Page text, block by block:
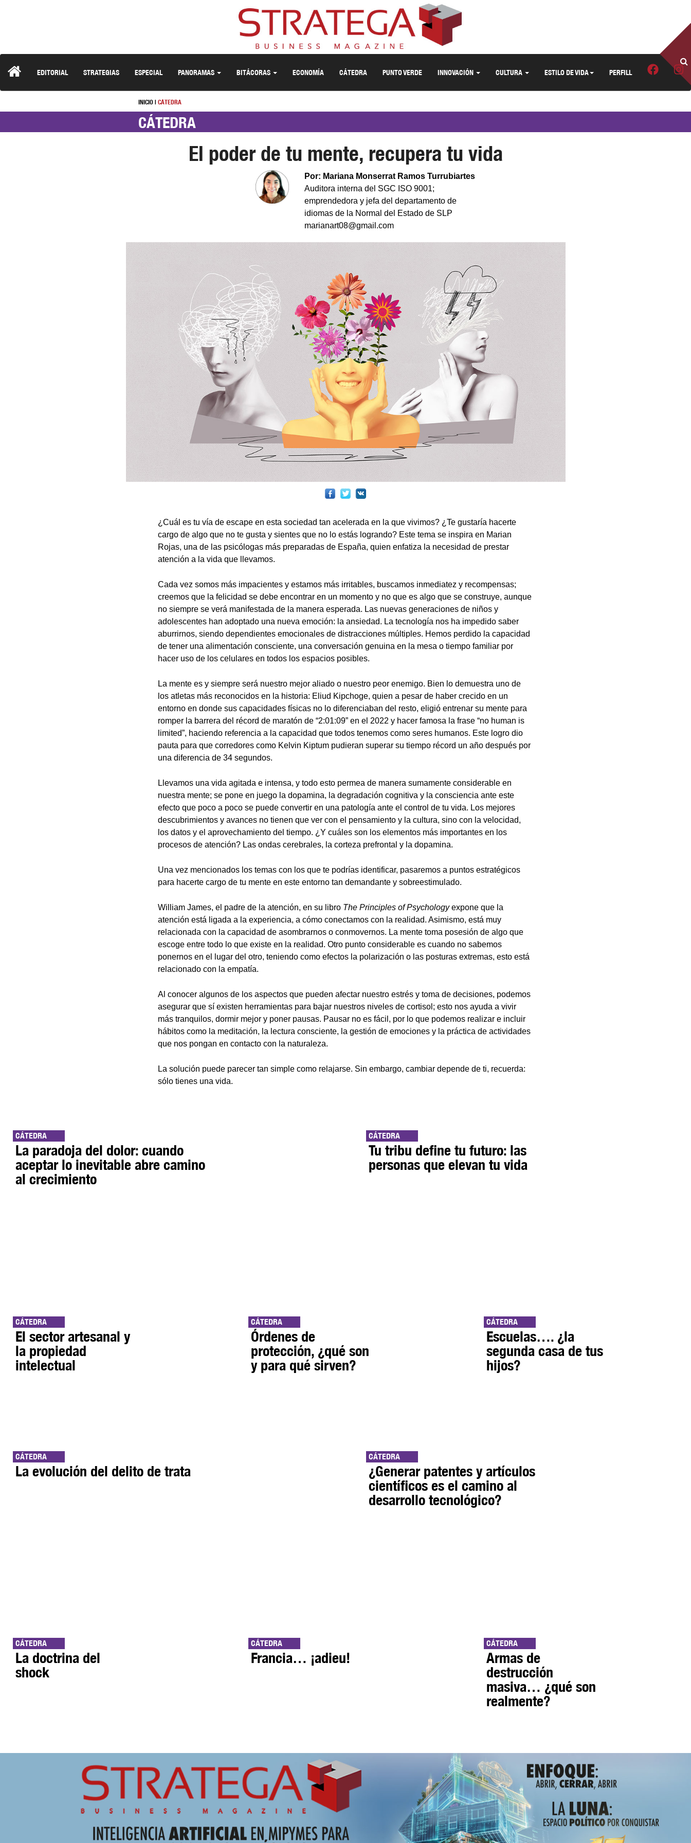
EDITORIAL STRATEGIAS ESPECIAL PANORAMAS BITÁCORAS ECONOMÍA CÁTEDRA PUNTO VERDE INNOVACIÓN CULTURA ESTILO DE VIDA PERFILL
INICIO| CÁTEDRA
CÁTEDRA
El poder de tu mente, recupera tu vida
Por: Mariana Monserrat Ramos Turrubiartes
Auditora interna del SGC ISO 9001;
emprendedora y jefa del departamento de
idiomas de la Normal del Estado de SLP
marianart08@gmail.com
¿Cuál es tu vía de escape en esta sociedad tan acelerada en la que vivimos? ¿Te gustaría hacerte
cargo de algo que no te gusta y sientes que no lo estás logrando? Este tema se inspira en Marian
Rojas, una de las psicólogas más preparadas de España, quien enfatiza la necesidad de prestar
atención a la vida que llevamos.
Cada vez somos más impacientes y estamos más irritables, buscamos inmediatez y recompensas;
creemos que la felicidad se debe encontrar en un momento y no que es algo que se construye, aunque
no siempre se verá manifestada de la manera esperada. Las nuevas generaciones de niños y
adolescentes han adoptado una nueva emoción: la ansiedad. La tecnología nos ha impedido saber
aburrirnos, siendo dependientes emocionales de distracciones múltiples. Hemos perdido la capacidad
de tener una alimentación consciente, una conversación genuina en la mesa o tiempo familiar por
hacer uso de los celulares en todos los espacios posibles.
La mente es y siempre será nuestro mejor aliado o nuestro peor enemigo. Bien lo demuestra uno de
los atletas más reconocidos en la historia: Eliud Kipchoge, quien a pesar de haber crecido en un
entorno en donde sus capacidades físicas no lo diferenciaban del resto, eligió entrenar su mente para
romper la barrera del récord de maratón de “2:01:09” en el 2022 y hacer famosa la frase “no human is
limited”, haciendo referencia a la capacidad que todos tenemos como seres humanos. Este logro dio
pauta para que corredores como Kelvin Kiptum pudieran superar su tiempo récord un año después por
una diferencia de 34 segundos.
Llevamos una vida agitada e intensa, y todo esto permea de manera sumamente considerable en
nuestra mente; se pone en juego la dopamina, la degradación cognitiva y la consciencia ante este
efecto que poco a poco se puede convertir en una patología ante el control de tu vida. Los mejores
descubrimientos y avances no tienen que ver con el pensamiento y la cultura, sino con la velocidad,
los datos y el aprovechamiento del tiempo. ¿Y cuáles son los elementos más importantes en los
procesos de atención? Las ondas cerebrales, la corteza prefrontal y la dopamina.
Una vez mencionados los temas con los que te podrías identificar, pasaremos a puntos estratégicos
para hacerte cargo de tu mente en este entorno tan demandante y sobreestimulado.
William James, el padre de la atención, en su libro The Principles of Psychologyexpone que la
atención está ligada a la experiencia, a cómo conectamos con la realidad. Asimismo, está muy
relacionada con la capacidad de asombrarnos o conmovernos. La mente toma posesión de algo que
escoge entre todo lo que existe en la realidad. Otro punto considerable es cuando no sabemos
ponernos en el lugar del otro, teniendo como efectos la polarización o las posturas extremas, esto está
relacionado con la empatía.
Al conocer algunos de los aspectos que pueden afectar nuestro estrés y toma de decisiones, podemos
asegurar que sí existen herramientas para bajar nuestros niveles de cortisol; esto nos ayuda a vivir
más tranquilos, dormir mejor y poner pausas. Pausar no es fácil, por lo que podemos realizar e incluir
hábitos como la meditación, la lectura consciente, la gestión de emociones y la práctica de actividades
que nos pongan en contacto con la naturaleza.
La solución puede parecer tan simple como relajarse. Sin embargo, cambiar depende de ti, recuerda:
sólo tienes una vida.
CÁTEDRA
La paradoja del dolor: cuando
aceptar lo inevitable abre camino
al crecimiento
CÁTEDRA
Tu tribu define tu futuro: las
personas que elevan tu vida
CÁTEDRA
El sector artesanal y
la propiedad
intelectual
CÁTEDRA
Órdenes de
protección, ¿qué son
y para qué sirven?
CÁTEDRA
Escuelas…. ¿la
segunda casa de tus
hijos?
CÁTEDRA
La evolución del delito de trata
CÁTEDRA
¿Generar patentes y artículos
científicos es el camino al
desarrollo tecnológico?
CÁTEDRA
La doctrina del
shock
CÁTEDRA
Francia… ¡adieu!
CÁTEDRA
Armas de
destrucción
masiva… ¿qué son
realmente?